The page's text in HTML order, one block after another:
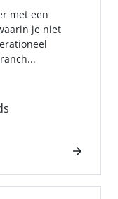
met een
je niet